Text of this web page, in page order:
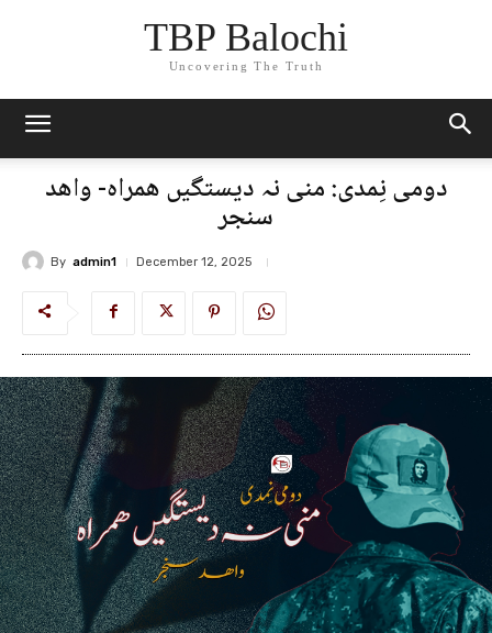
TBP Balochi
Uncovering The Truth
دومی نِمدی: منی نہ دیستگیں ھمراہ- واھد
سنجر
By admin1 December 12, 2025